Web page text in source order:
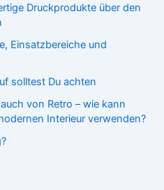
Druckprodukte über den
Einsatzbereiche und
solltest Du achten
von Retro – wie kann
Interieur verwenden?